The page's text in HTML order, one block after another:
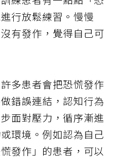
行放鬆練習。慢慢
有發作，覺得自己可
多患者會把恐慌發作
錯誤連結，認知行為
面對壓力，循序漸進
環境。例如認為自己
發作」的患者，可以